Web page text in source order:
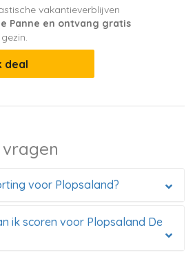
vakantieverblijven
Panne en ontvang gratis
deal
voor Plopsaland?
ik scoren voor Plopsaland De